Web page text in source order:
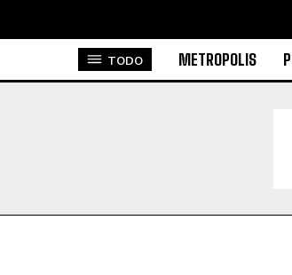
TODO METROPOLIS